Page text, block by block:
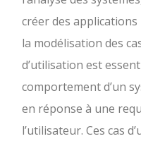
créer des
la modélisation des
d’utilisation est
comportement d’un
en réponse à une
l’utilisateur. Ces cas